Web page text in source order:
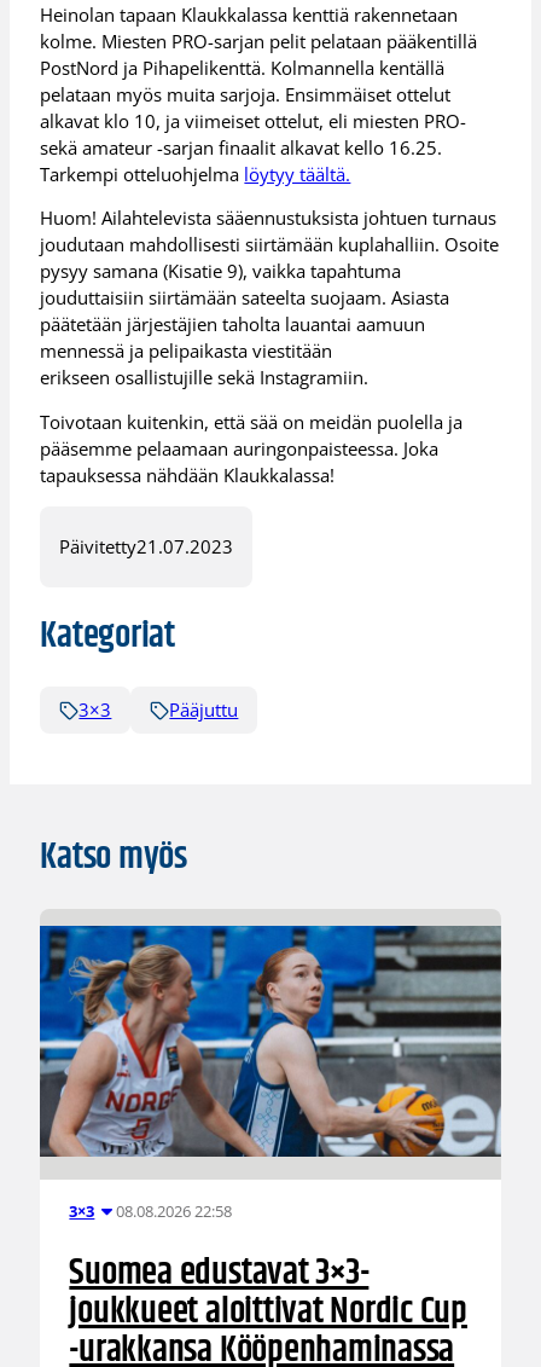
Heinolan tapaan Klaukkalassa kenttiä rakennetaan
kolme. Miesten PRO-sarjan pelit pelataan pääkentillä
PostNord ja Pihapelikenttä. Kolmannella kentällä
pelataan myös muita sarjoja. Ensimmäiset ottelut
alkavat klo 10, ja viimeiset ottelut, eli miesten PRO-
sekä amateur -sarjan finaalit alkavat kello 16.25.
Tarkempi otteluohjelma löytyy täältä.
Huom! Ailahtelevista sääennustuksista johtuen turnaus
joudutaan mahdollisesti siirtämään kuplahalliin. Osoite
pysyy samana (Kisatie 9), vaikka tapahtuma
jouduttaisiin siirtämään sateelta suojaam. Asiasta
päätetään järjestäjien taholta lauantai aamuun
mennessä ja pelipaikasta viestitään
erikseen osallistujille sekä Instagramiin.
Toivotaan kuitenkin, että sää on meidän puolella ja
pääsemme pelaamaan auringonpaisteessa. Joka
tapauksessa nähdään Klaukkalassa!
Päivitetty21.07.2023
Kategoriat
3×3 Pääjuttu
Katso myös
3×3 08.08.2026 22:58
Suomea edustavat 3×3-
joukkueet aloittivat Nordic Cup
-urakkansa Kööpenhaminassa